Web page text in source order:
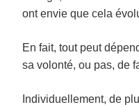
ont envie que cela
En fait, tout peut
sa volonté, ou pas, de
Individuellement, de